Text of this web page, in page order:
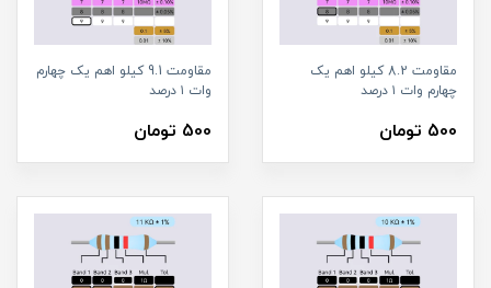
مقاومت 8.2 کیلو اهم یک
چهارم وات ۱ درصد
500 تومان
مقاومت 9.1 کیلو اهم یک چهارم
وات ۱ درصد
500 تومان